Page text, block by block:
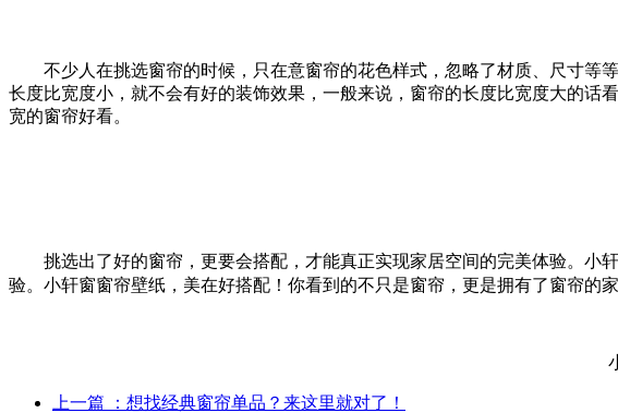
不少人在挑选窗帘的时候，只在意窗帘的花色样式，忽略了材质、尺寸等
长度比宽度小，就不会有好的装饰效果，一般来说，窗帘的长度比宽度大的话
宽的窗帘好看。
挑选出了好的窗帘，更要会搭配，才能真正实现家居空间的完美体验。小
验。小轩窗窗帘壁纸，美在好搭配！你看到的不只是窗帘，更是拥有了窗帘的家
上一篇
：想找经典窗帘单品？来这里就对了！